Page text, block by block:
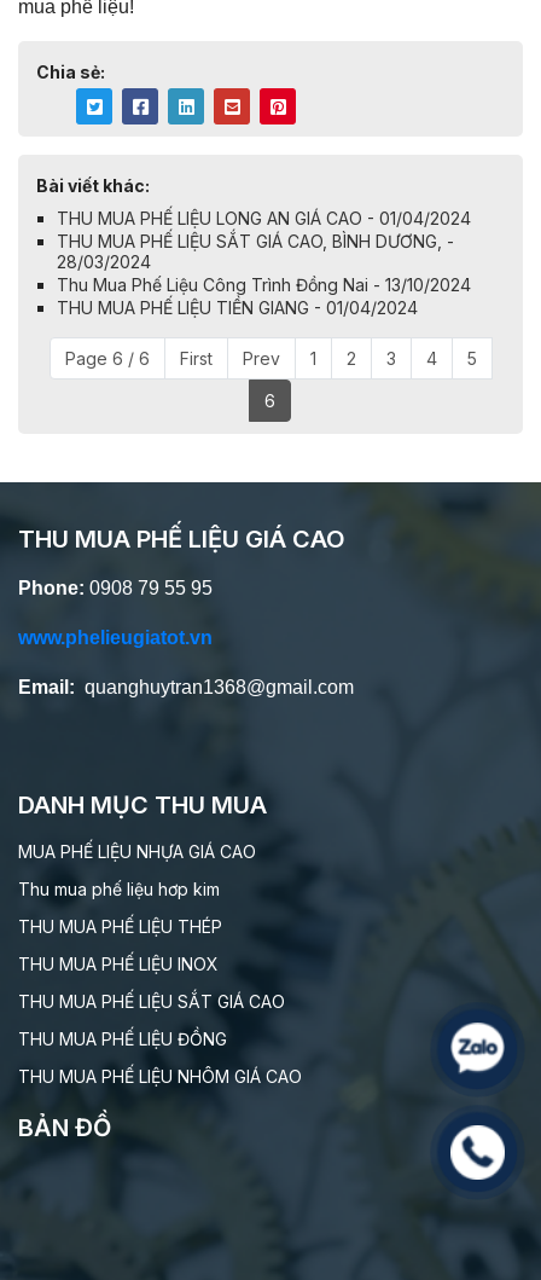
mua phế liệu!
Chia sẻ:
Bài viết khác:
THU MUA PHẾ LIỆU LONG AN GIÁ CAO - 01/04/2024
THU MUA PHẾ LIỆU SẮT GIÁ CAO, BÌNH DƯƠNG, -
28/03/2024
​​​​​​​Thu Mua Phế Liệu Công Trình Đồng Nai - 13/10/2024
THU MUA PHẾ LIỆU TIỀN GIANG - 01/04/2024
Page 6 / 6 First Prev 1 2 3 4 5
6
THU MUA PHẾ LIỆU GIÁ CAO
Phone: 0908 79 55 95
www.phelieugiatot.vn
Email: quanghuytran1368@gmail.com
DANH MỤC THU MUA
MUA PHẾ LIỆU NHỰA GIÁ CAO
Thu mua phế liệu hơp kim
THU MUA PHẾ LIỆU THÉP
THU MUA PHẾ LIỆU INOX
THU MUA PHẾ LIỆU SẮT GIÁ CAO
THU MUA PHẾ LIỆU ĐỒNG
THU MUA PHẾ LIỆU NHÔM GIÁ CAO
BẢN ĐỒ